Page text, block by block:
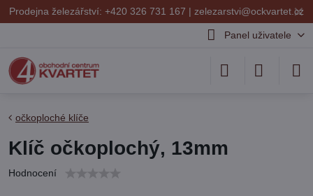
✕
Prodejna železářství: +420 326 731 167 | zelezarstvi@ockvartet.cz
Panel uživatele
očkoploché klíče
Klíč očkoplochý, 13mm
Hodnocení